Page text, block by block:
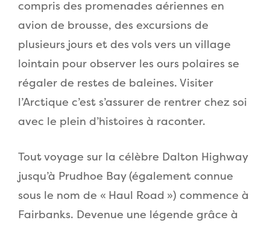
compris des promenades aériennes en
avion de brousse, des excursions de
plusieurs jours et des vols vers un village
lointain pour observer les ours polaires se
régaler de restes de baleines. Visiter
l’Arctique c’est s’assurer de rentrer chez soi
avec le plein d’histoires à raconter.
Tout voyage sur la célèbre Dalton Highway
jusqu’à Prudhoe Bay (également connue
sous le nom de « Haul Road ») commence à
Fairbanks. Devenue une légende grâce à